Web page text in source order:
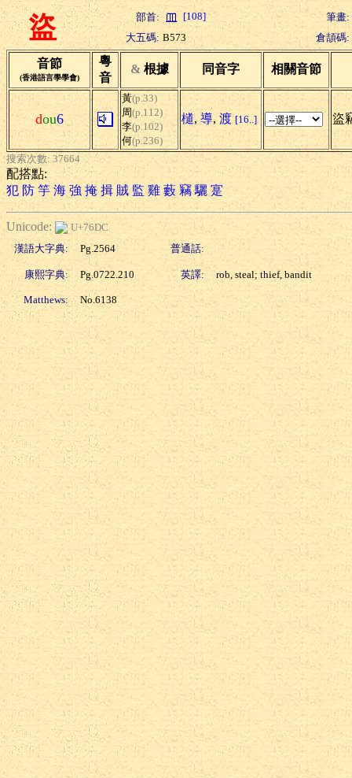
盜 部首: [108]
筆畫:
大五碼: B573 倉頡碼:
音節
(香港語言學學會)
粵
音
& 根據 同音字 相關音節
dou6
黃(p.33)
周(p.112)
李(p.102)
何(p.236)
檤, 導, 渡 [16..] 盜
搜索次數: 37664
配搭點:
犯 防 竽 海 強 掩 揖 賊 監 雞 藪 竊 驪 寔
Unicode:
U+76DC
漢語大字典:
Pg.2564 普通話:
康熙字典: Pg.0722.210 英譯: rob, steal; thief, bandit
Matthews: No.6138